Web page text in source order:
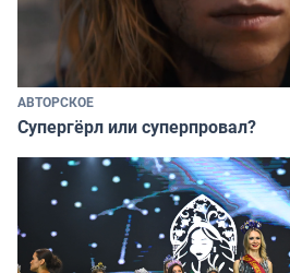
АВТОРСКОЕ
Супергёрл или суперпровал?